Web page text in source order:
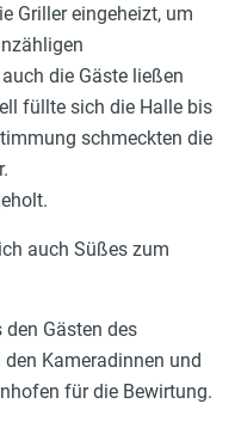
Griller eingeheizt, um
die Gäste ließen
füllte sich die Halle bis
schmeckten die
auch Süßes zum
Gästen des
Kameradinnen und
für die Bewirtung.